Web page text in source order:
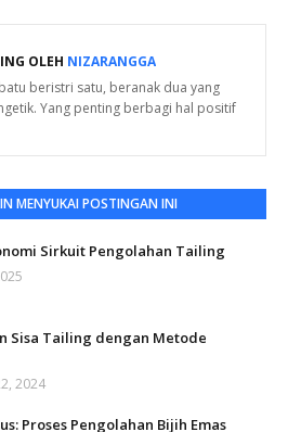
OLEH NIZARANGGA
beristri satu, beranak dua yang
Yang penting berbagi hal positif
MENYUKAI POSTINGAN INI
Sirkuit Pengolahan Tailing
Sisa Tailing dengan Metode
2024
Proses Pengolahan Bijih Emas